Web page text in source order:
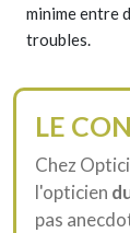
minime entre
troubles.
LE
Chez
l'opticien
pas